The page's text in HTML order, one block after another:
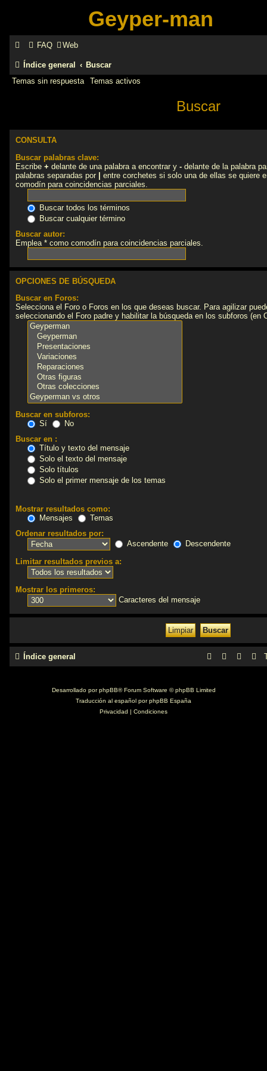
Geyper-man
FAQ Web
Índice general
Buscar
Temas sin respuesta
Temas activos
Buscar
CONSULTA
Buscar palabras clave:
Escribe + delante de una palabra a encontrar y - delante de la palabra
palabras separadas por
entre corchetes si solo una de ellas se quiere
comodín para coincidencias parciales.
Buscar todos los términos
Buscar cualquier término
Buscar autor:
Emplea * como comodín para coincidencias parciales.
OPCIONES DE BÚSQUEDA
Buscar en Foros:
Selecciona el Foro o Foros en los que deseas buscar. Para agilizar
seleccionando el Foro padre y habilitar la búsqueda en los subforos (en
Buscar en subforos:
Sí
No
Buscar en :
Título y texto del mensaje
Solo el texto del mensaje
Solo títulos
Solo el primer mensaje de los temas
Mostrar resultados como:
Mensajes
Temas
Ordenar resultados por:
Ascendente
Descendente
Limitar resultados previos a:
Mostrar los primeros:
Caracteres del mensaje
Índice general
Desarrollado porphpBB® Forum Software © phpBB Limited
Traducción al español porphpBB España
Privacidad | Condiciones